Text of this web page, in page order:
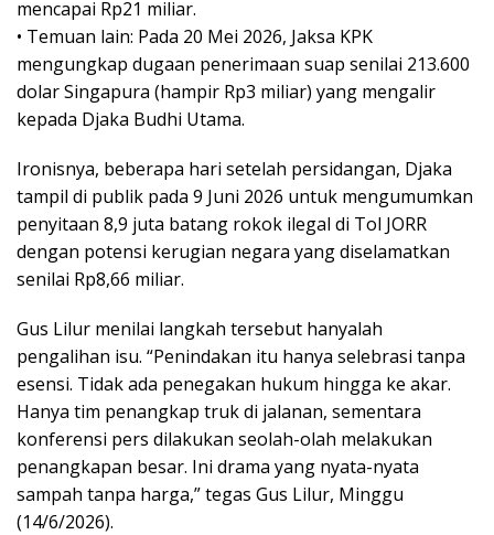
mencapai Rp21 miliar.
• Temuan lain: Pada 20 Mei 2026, Jaksa KPK
mengungkap dugaan penerimaan suap senilai 213.600
dolar Singapura (hampir Rp3 miliar) yang mengalir
kepada Djaka Budhi Utama.
Ironisnya, beberapa hari setelah persidangan, Djaka
tampil di publik pada 9 Juni 2026 untuk mengumumkan
penyitaan 8,9 juta batang rokok ilegal di Tol JORR
dengan potensi kerugian negara yang diselamatkan
senilai Rp8,66 miliar.
Gus Lilur menilai langkah tersebut hanyalah
pengalihan isu. “Penindakan itu hanya selebrasi tanpa
esensi. Tidak ada penegakan hukum hingga ke akar.
Hanya tim penangkap truk di jalanan, sementara
konferensi pers dilakukan seolah-olah melakukan
penangkapan besar. Ini drama yang nyata-nyata
sampah tanpa harga,” tegas Gus Lilur, Minggu
(14/6/2026).